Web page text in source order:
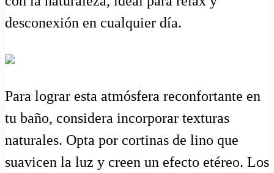
desconexión en cualquier día.
Para lograr esta atmósfera reconfortante en
tu baño, considera incorporar texturas
naturales. Opta por cortinas de lino que
suavicen la luz y creen un efecto etéreo. Los